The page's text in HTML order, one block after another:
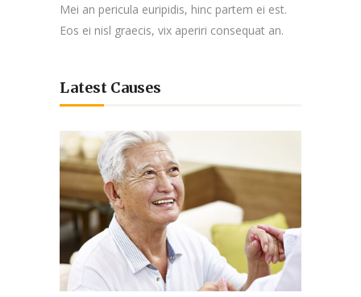
Mei an pericula euripidis, hinc partem ei est.
Eos ei nisl graecis, vix aperiri consequat an.
Latest Causes